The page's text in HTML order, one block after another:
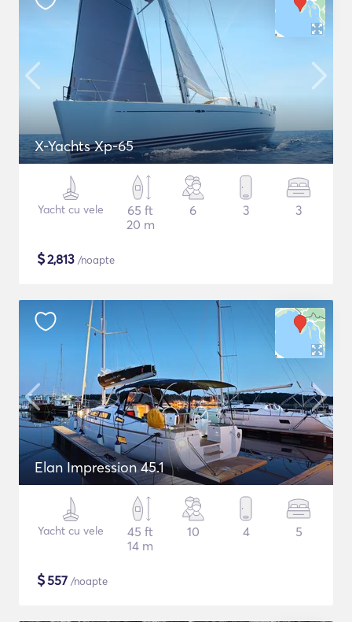
X-Yachts Xp-65
Yacht cu vele
65 ft
20 m
6 3 3
$2,813 /noapte
Elan Impression 45.1
Yacht cu vele
45 ft
14 m
10 4 5
$557 /noapte